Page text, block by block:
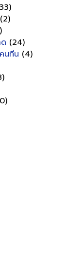
(2)
(24)
นทีน (4)